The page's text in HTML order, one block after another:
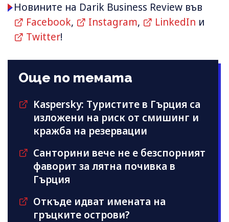
Новините на Darik Business Review във
Facebook, Instagram, LinkedIn и
Twitter!
Още по темата
Kaspersky: Туристите в Гърция са
изложени на риск от смишинг и
кражба на резервации
Санторини вече не е безспорният
фаворит за лятна почивка в
Гърция
Откъде идват имената на
гръцките острови?